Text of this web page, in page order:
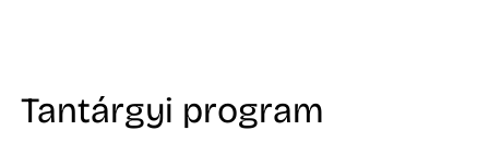
Tantárgyi program